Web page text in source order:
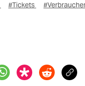
#Tickets